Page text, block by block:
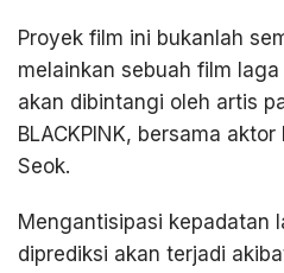
Proyek film ini bukanlah
melainkan sebuah film
akan dibintangi oleh artis
BLACKPINK, bersama
Seok.
Mengantisipasi kepadatan
diprediksi akan terjadi